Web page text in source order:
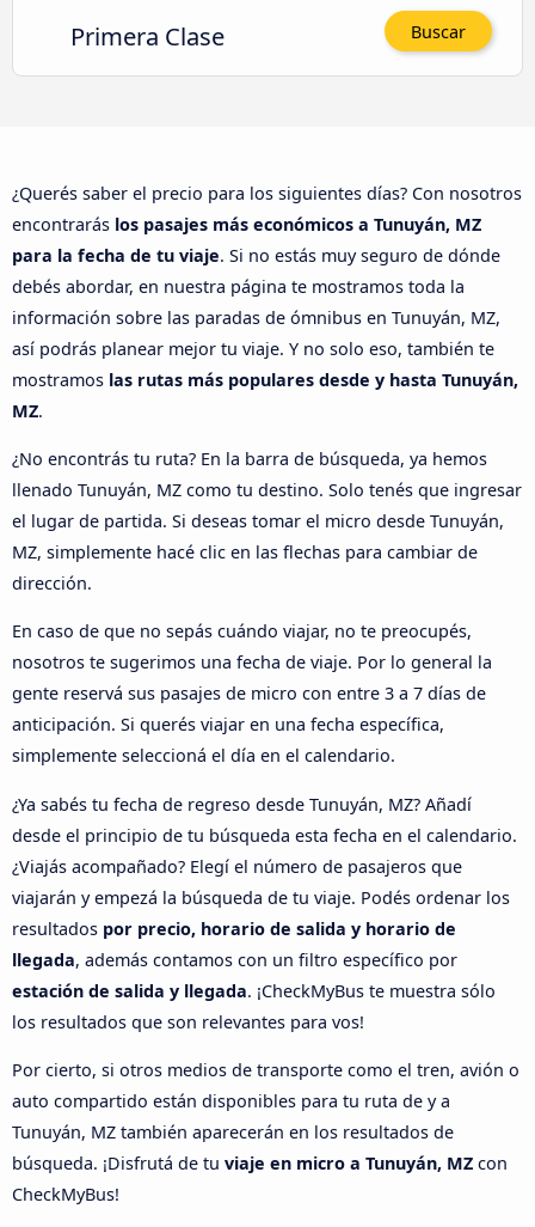
Primera Clase Buscar
¿Querés saber el precio para los siguientes días? Con nosotros
encontrarás los pasajes más económicos a Tunuyán, MZ
para la fecha de tu viaje. Si no estás muy seguro de dónde
debés abordar, en nuestra página te mostramos toda la
información sobre las paradas de ómnibus en Tunuyán, MZ,
así podrás planear mejor tu viaje. Y no solo eso, también te
mostramos las rutas más populares desde y hasta Tunuyán,
MZ.
¿No encontrás tu ruta? En la barra de búsqueda, ya hemos
llenado Tunuyán, MZ como tu destino. Solo tenés que ingresar
el lugar de partida. Si deseas tomar el micro desde Tunuyán,
MZ, simplemente hacé clic en las flechas para cambiar de
dirección.
En caso de que no sepás cuándo viajar, no te preocupés,
nosotros te sugerimos una fecha de viaje. Por lo general la
gente reservá sus pasajes de micro con entre 3 a 7 días de
anticipación. Si querés viajar en una fecha específica,
simplemente seleccioná el día en el calendario.
¿Ya sabés tu fecha de regreso desde Tunuyán, MZ? Añadí
desde el principio de tu búsqueda esta fecha en el calendario.
¿Viajás acompañado? Elegí el número de pasajeros que
viajarán y empezá la búsqueda de tu viaje. Podés ordenar los
resultados por precio, horario de salida y horario de
llegada, además contamos con un filtro específico por
estación de salida y llegada. ¡CheckMyBus te muestra sólo
los resultados que son relevantes para vos!
Por cierto, si otros medios de transporte como el tren, avión o
auto compartido están disponibles para tu ruta de y a
Tunuyán, MZ también aparecerán en los resultados de
búsqueda. ¡Disfrutá de tu viaje en micro a Tunuyán, MZ con
CheckMyBus!